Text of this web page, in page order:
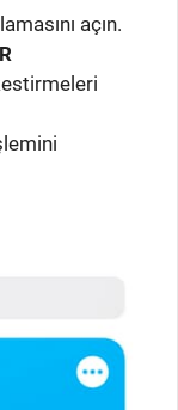
açın.
R